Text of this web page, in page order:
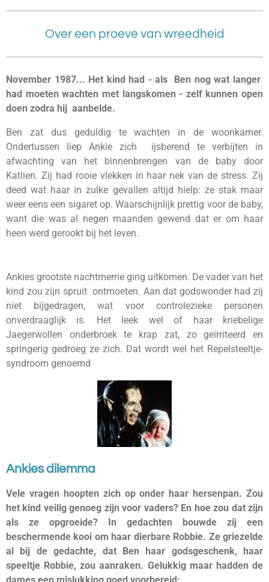
Over een proeve van wreedheid
November 1987... Het kind had - als Ben nog wat langer
had moeten wachten met langskomen - zelf kunnen open
doen zodra hij aanbelde.
Ben zat dus geduldig te wachten in de woonkamer.
Ondertussen liep Ankie zich ijsberend te verbijten in
afwachting van het binnenbrengen van de baby door
Katlien. Zij had rooie vlekken in haar nek van de stress. Zij
deed wat haar in zulke gevallen altijd hielp: ze stak maar
weer eens een sigaret op. Waarschijnlijk prettig voor de baby,
want die was al negen maanden gewend dat er om haar
heen werd gerookt bij het leven.
Ankies grootste nachtmerrie ging uitkomen. De vader van het
kind zou zijn spruit ontmoeten. Aan dat godswonder had zij
niet bijgedragen, wat voor controlezieke personen
onverdraaglijk is. Het leek wel of haar kriebelige
Jaegerwollen onderbroek te krap zat, zo geïrriteerd en
springerig gedroeg ze zich. Dat wordt wel het Repelsteeltje-
syndroom genoemd
Ankies dilemma
Vele vragen hoopten zich op onder haar hersenpan. Zou
het kind veilig genoeg zijn voor vaders? En hoe zou dat zijn
als ze opgroeide? In gedachten bouwde zij een
beschermende kooi om haar dierbare Robbie. Ze griezelde
al bij de gedachte, dat Ben haar godsgeschenk, haar
speeltje Robbie, zou aanraken. Gelukkig maar hadden de